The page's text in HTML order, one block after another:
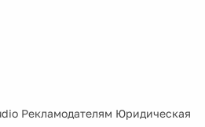
Рекламодателям Юридическая